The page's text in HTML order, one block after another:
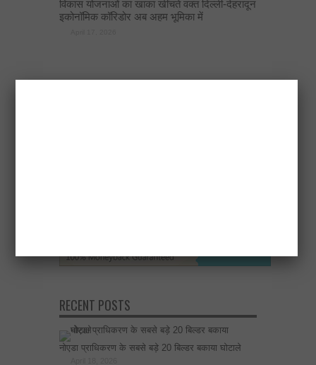
विकास योजनाओं का खाका खींचते वक्त दिल्ली-देहरादून
इकोनॉमिक कॉरिडोर अब अहम भूमिका में
RECENT POSTS
नोएडा प्राधिकरण के सबसे बड़े 20 बिल्डर बकाया घोटाले